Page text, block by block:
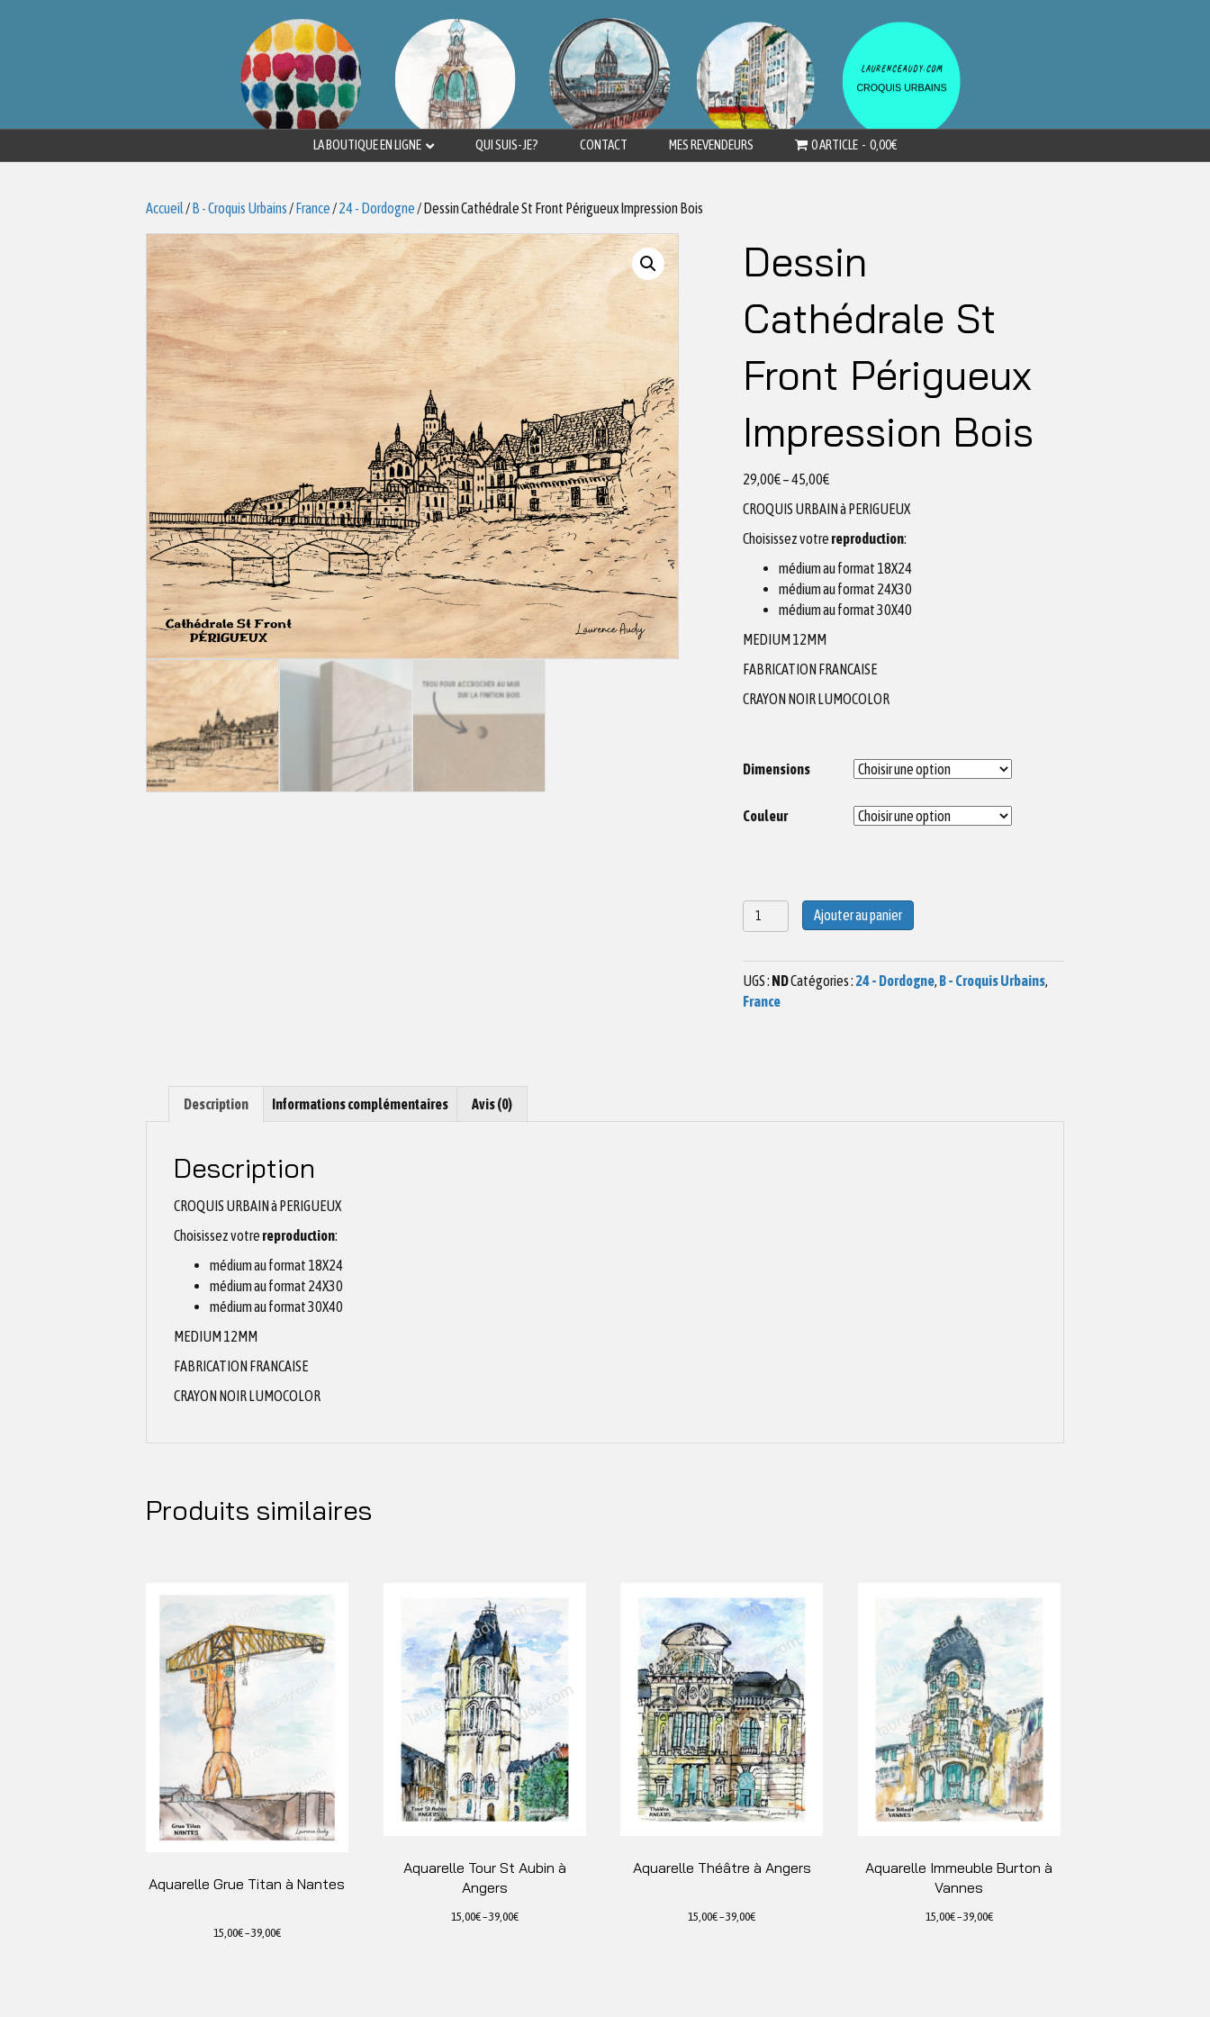
LA BOUTIQUE EN LIGNE QUI SUIS-JE? CONTACT MES REVENDEURS 0 ARTICLE 0,00€
Accueil /B - Croquis Urbains /France /24 - Dordogne / Dessin Cathédrale St Front Périgueux Impression Bois
Dessin
Cathédrale St
Front Périgueux
Impression Bois
29,00€–45,00€
CROQUIS URBAIN à PERIGUEUX
Choisissez votre reproduction:
médium au format 18X24
médium au format 24X30
médium au format 30X40
MEDIUM 12MM
FABRICATION FRANCAISE
CRAYON NOIR LUMOCOLOR
Dimensions
Couleur
quantité
de
Ajouter au panier
UGS : NDCatégories : 24 - Dordogne B - Croquis Urbains
France
Description Informations complémentaires Avis (0)
Description
CROQUIS URBAIN à PERIGUEUX
Choisissez votre reproduction:
médium au format 18X24
médium au format 24X30
médium au format 30X40
MEDIUM 12MM
FABRICATION FRANCAISE
CRAYON NOIR LUMOCOLOR
Produits similaires
Aquarelle Grue Titan à Nantes
15,00€–39,00€
Aquarelle Tour St Aubin à
Angers
15,00€–39,00€
Aquarelle Théâtre à Angers
15,00€–39,00€
Aquarelle Immeuble Burton à
Vannes
15,00€–39,00€